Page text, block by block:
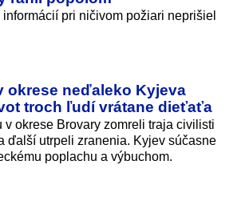
pri ničivom požiari neprišiel
okrese neďaleko Kyjeva
troch ľudí vrátane dieťaťa
v okrese Brovary zomreli traja civilisti
ďalší utrpeli zranenia. Kyjev súčasne
poplachu a výbuchom.